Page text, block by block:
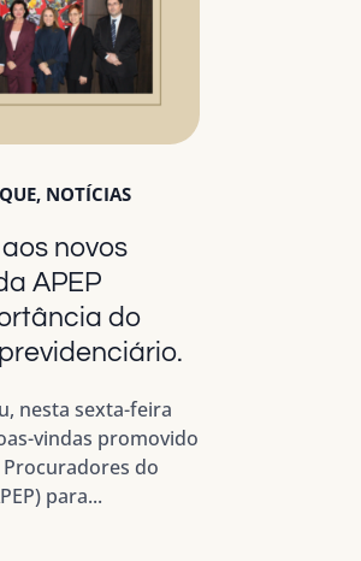
novos
APEP
do
, NOTÍCIAS
nesta sexta-feira
vindas promovido
Procuradores do
para...